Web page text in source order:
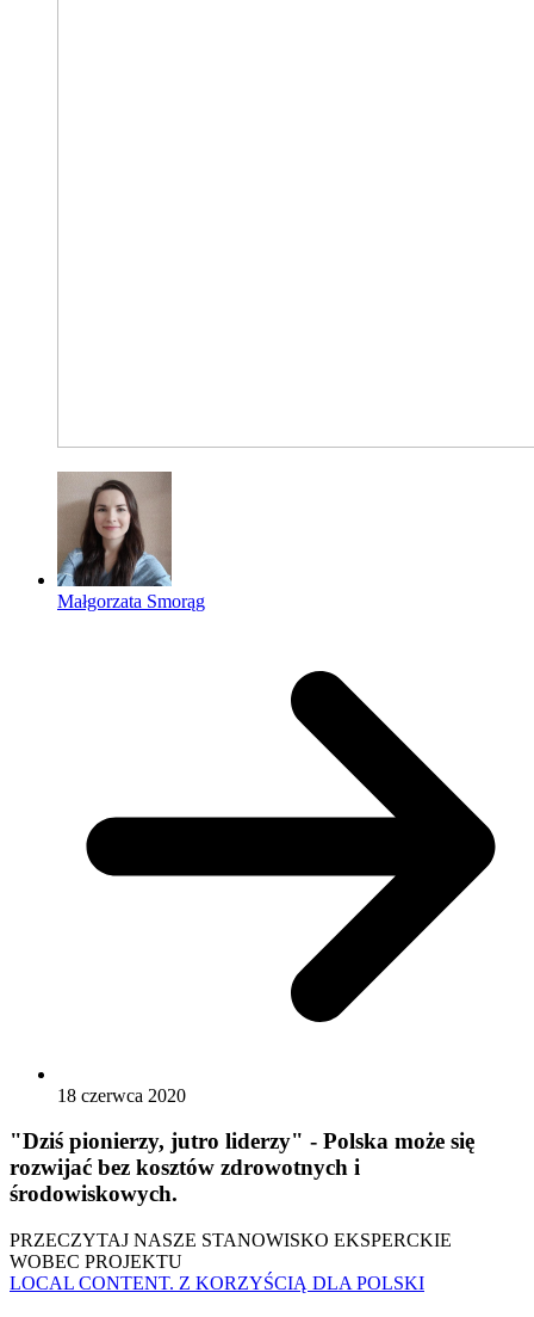
Małgorzata Smorąg
18 czerwca 2020
"Dziś pionierzy, jutro liderzy" - Polska może się
rozwijać bez kosztów zdrowotnych i
środowiskowych.
PRZECZYTAJ NASZE STANOWISKO EKSPERCKIE
WOBEC PROJEKTU
LOCAL CONTENT. Z KORZYŚCIĄ DLA POLSKI